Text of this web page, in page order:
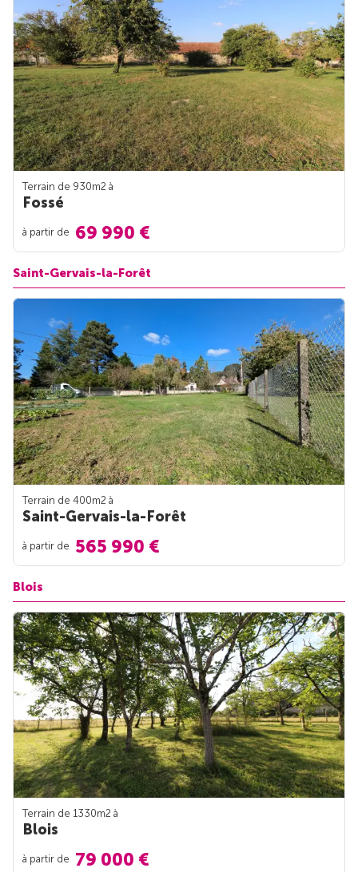
Terrain de 930m2 à
Fossé
à partir de 69 990 €
Saint-Gervais-la-Forêt
Terrain de 400m2 à
Saint-Gervais-la-Forêt
à partir de 565 990 €
Blois
Terrain de 1330m2 à
Blois
à partir de 79 000 €